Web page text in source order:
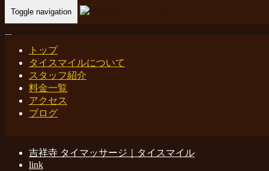
Toggle navigation
トップ
タイスマイルについて
スタッフ紹介
料金一覧
アクセス
ブログ
Home- 吉祥寺…
吉祥寺 タイマッサージ タイスマイル
吉祥寺 タイマッサージ｜タイスマイル
link